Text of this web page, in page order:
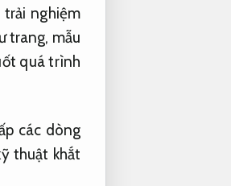
nghiệm
trang, mẫu
quá trình
các dòng
thuật khắt